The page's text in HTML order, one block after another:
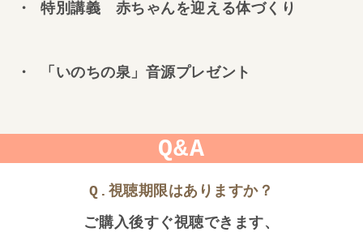
・ 特別講義 赤ちゃんを迎える体づくり
・ 「いのちの泉」音源プレゼント
Q&A
Q.視聴期限はありますか？
ご購入後すぐ視聴できます、